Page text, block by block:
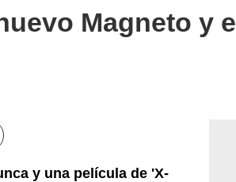
Magneto y
esta noticia
y una película de 'X-